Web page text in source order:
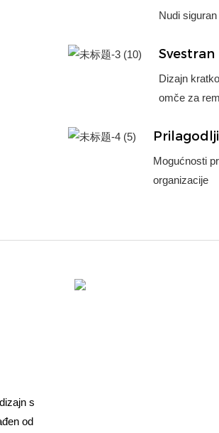
Nudi
Svestran
Dizajn
omče za
Mogućnosti
organizacije
s
od